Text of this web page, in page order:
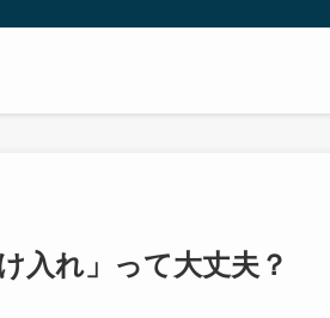
入れ」って大丈夫？